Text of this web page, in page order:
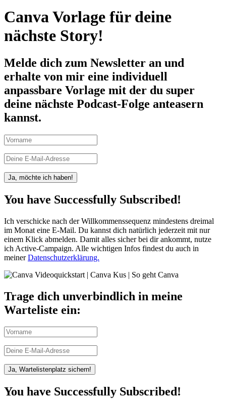
Canva Vorlage für deine
nächste Story!
Melde dich zum Newsletter an und
erhalte von mir eine individuell
anpassbare Vorlage mit der du super
deine nächste Podcast-Folge anteasern
kannst.
Ja, möchte ich haben!
You have Successfully Subscribed!
Ich verschicke nach der Willkommenssequenz mindestens dreimal
im Monat eine E-Mail. Du kannst dich natürlich jederzeit mit nur
einem Klick abmelden. Damit alles sicher bei dir ankommt, nutze
ich Active-Campaign. Alle wichtigen Infos findest du auch in
meinerDatenschutzerklärung.
Trage dich unverbindlich in meine
Warteliste ein:
Ja, Wartelistenplatz sichern!
You have Successfully Subscribed!